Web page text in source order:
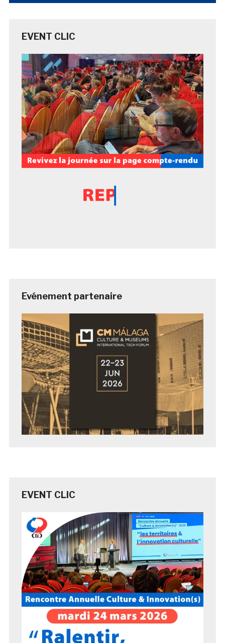
EVENT CLIC
Evénement partenaire
EVENT CLIC